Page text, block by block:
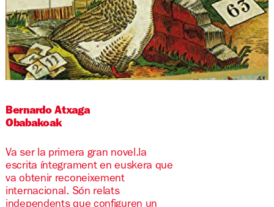
Bernardo Atxaga
Obabakoak
Va ser la primera gran novel.la
escrita íntegrament en euskera que
va obtenir reconeixement
internacional. Són relats